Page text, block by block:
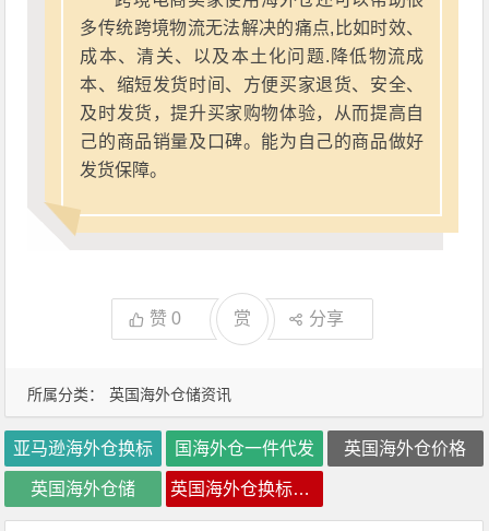
所属分类： 英国海外仓储资讯
多传统跨境物流无法解决的痛点,比如时效、
成本、清关、以及本土化问题.降低物流成
本、缩短发货时间、方便买家退货、安全、
及时发货，提升买家购物体验，从而提高自
己的商品销量及口碑。能为自己的商品做好
发货保障。
赞0 赏 分享
亚马逊海外仓换标 国海外仓一件代发 英国海外仓价格
英国海外仓储 英国海外仓换标费用